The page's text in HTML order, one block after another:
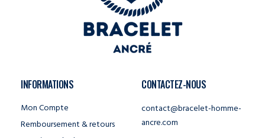
INFORMATIONS
Mon Compte
Remboursement & retours
CONTACTEZ-NOUS
contact@bracelet-homme-
ancre.com